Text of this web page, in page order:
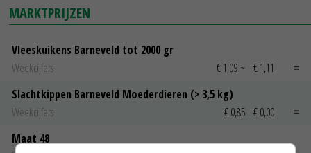
MARKTPRIJZEN
Vleeskuikens Barneveld tot 2000 gr
Weekcijfers
€ 1,09 ~ € 1,11
Slachtkippen Barneveld Moederdieren (> 3,5 kg)
Weekcijfers
€ 0,85 € 0,00
Maat 48